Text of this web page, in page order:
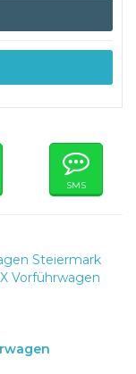
SMS
Steiermark
Vorführwagen